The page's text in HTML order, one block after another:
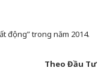
động” trong năm 2014.
Theo Đầu Tư